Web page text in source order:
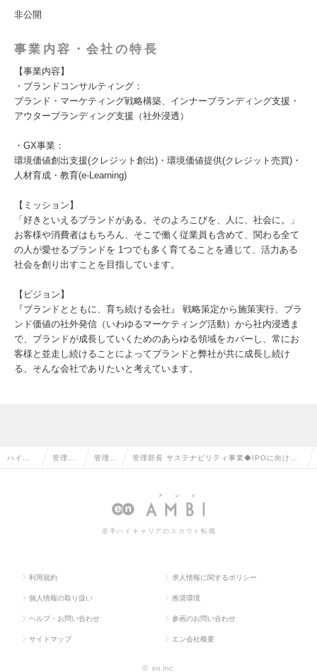
非公開
事業内容・会社の特長
【事業内容】
・ブランドコンサルティング：
ブランド・マーケティング戦略構築、インナーブランディング支援・
アウターブランディング支援（社外浸透）
・GX事業：
環境価値創出支援(クレジット創出)・環境価値提供(クレジット売買)・
人材育成・教育(e-Learning)
【ミッション】
「好きといえるブランドがある。そのよろこびを、人に、社会に。」
お客様や消費者はもちろん、そこで働く従業員も含めて、関わる全て
の人が愛せるブランドを 1つでも多く育てることを通じて、活力ある
社会を創り出すことを目指しています。
【ビジョン】
『ブランドとともに、育ち続ける会社』 戦略策定から施策実行、ブラ
ンド価値の社外発信（いわゆるマーケティング活動）から社内浸透ま
で、ブランドが成長していくためのあらゆる領域をカバーし、常にお
客様と並走し続けることによってブランドと弊社が共に成長し続け
る、そんな会社でありたいと考えています。
ハイク 管理部 管理部 管理部長 サステナビリティ事業◆IPOに向け事
勤なし◆の求人情報
若手ハイキャリアのスカウト転職
利用規約 求人情報に関するポリシー
個人情報の取り扱い 推奨環境
ヘルプ・お問い合わせ 参画のお問い合わせ
サイトマップ エン会社概要
© en Inc.